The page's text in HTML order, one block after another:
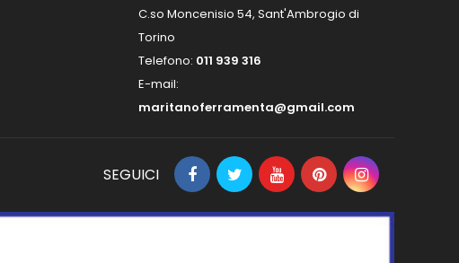
C.so Moncenisio 54, Sant'Ambrogio di
Torino
Telefono: 011 939 316
E-mail:
maritanoferramenta@gmail.com
SEGUICI